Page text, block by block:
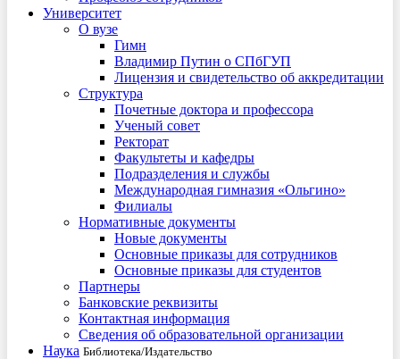
Университет
О вузе
Гимн
Владимир Путин о СПбГУП
Лицензия и свидетельство об аккредитации
Структура
Почетные доктора и профессора
Ученый совет
Ректорат
Факультеты и кафедры
Подразделения и службы
Международная гимназия «Ольгино»
Филиалы
Нормативные документы
Новые документы
Основные приказы для сотрудников
Основные приказы для студентов
Партнеры
Банковские реквизиты
Контактная информация
Сведения об образовательной организации
Наука Библиотека/Издательство